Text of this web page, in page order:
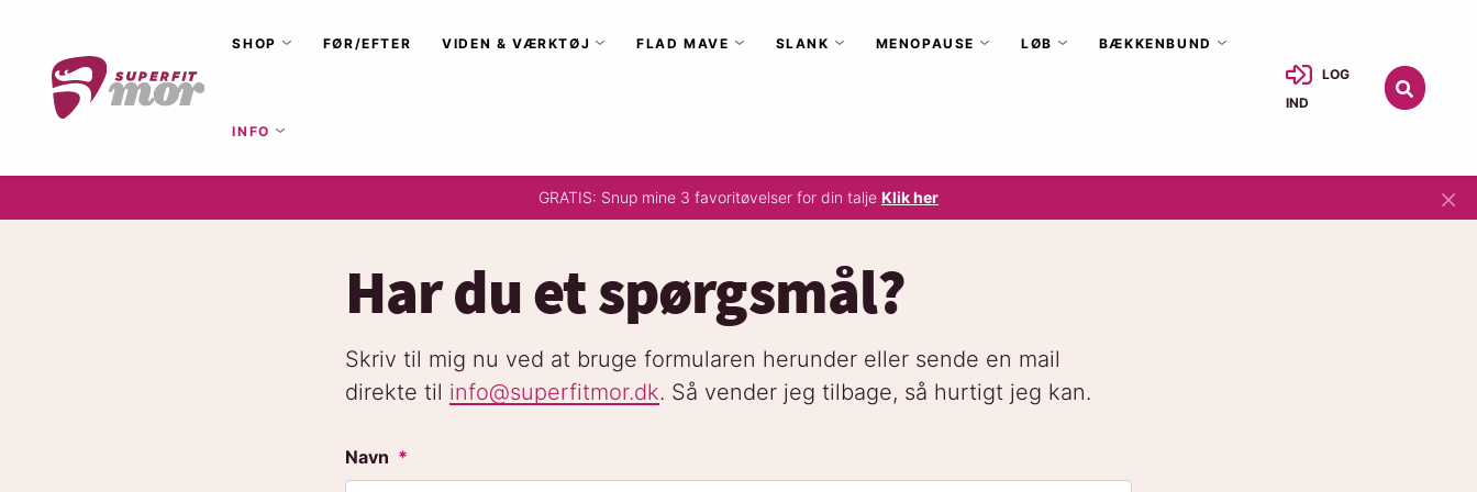
LOG
IND
SHOP FØR/EFTER VIDEN & VÆRKTØJ FLAD MAVE SLANK MENOPAUSE LØB BÆKKENBUND
INFO
GRATIS: Snup mine 3 favoritøvelser for din talje Klik her ×
Har du et spørgsmål?
Skriv til mig nu ved at bruge formularen herunder eller sende en mail
direkte til info@superfitmor.dk. Så vender jeg tilbage, så hurtigt jeg kan.
Navn *